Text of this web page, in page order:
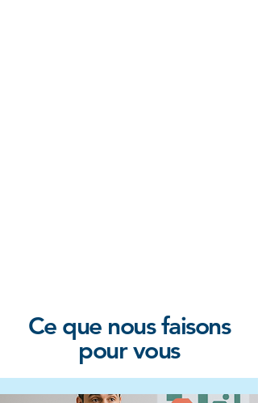
Ce que nous faisons
pour vous